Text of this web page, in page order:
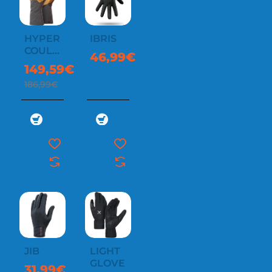
-20%
HYPER
COULOIR
GAUNTLET
149,59€
186,99€
IBRIS
46,99€
JIB
LIGHT
GLOVE